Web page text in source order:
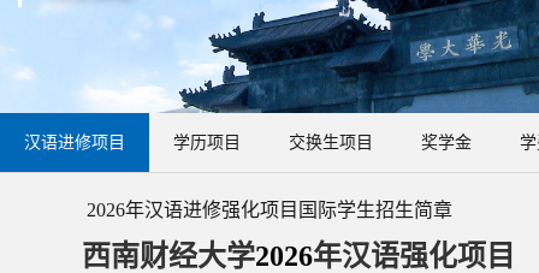
汉语进修项目 学历项目 交换生项目 奖学金
2026年汉语进修强化项目国际学生招生简章
西南财经大学2026年汉语强化项目